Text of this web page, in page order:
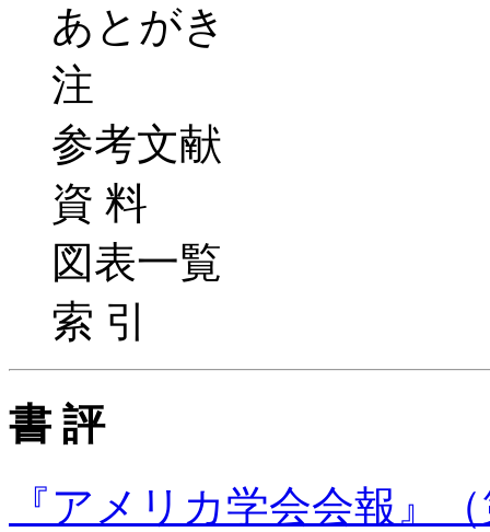
あとがき
注
参考文献
資 料
図表一覧
索 引
書 評
『アメリカ学会会報』